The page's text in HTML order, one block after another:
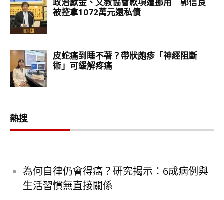
熱搜
為何自律仍會得癌？研究揭示：6成病例與
生活習慣無直接關係